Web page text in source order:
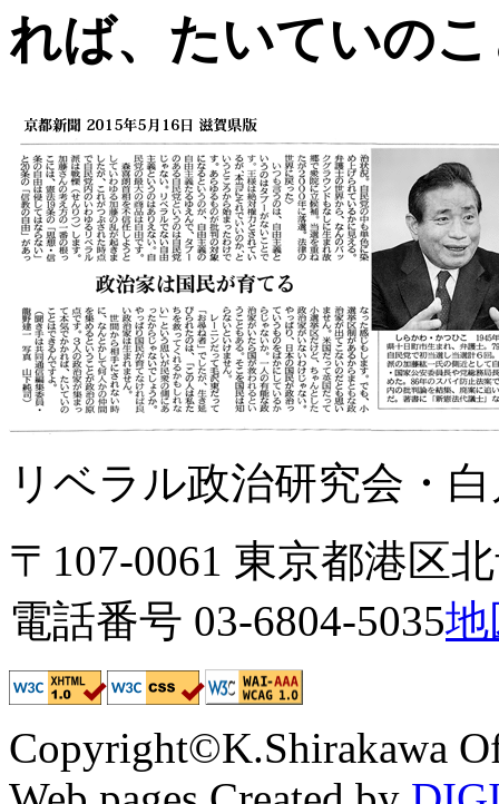
れば、たいていの
リベラル政治研究会・
〒107-0061 東京都港区
電話番号 03-6804-5035地
Copyright©K.Shirakawa